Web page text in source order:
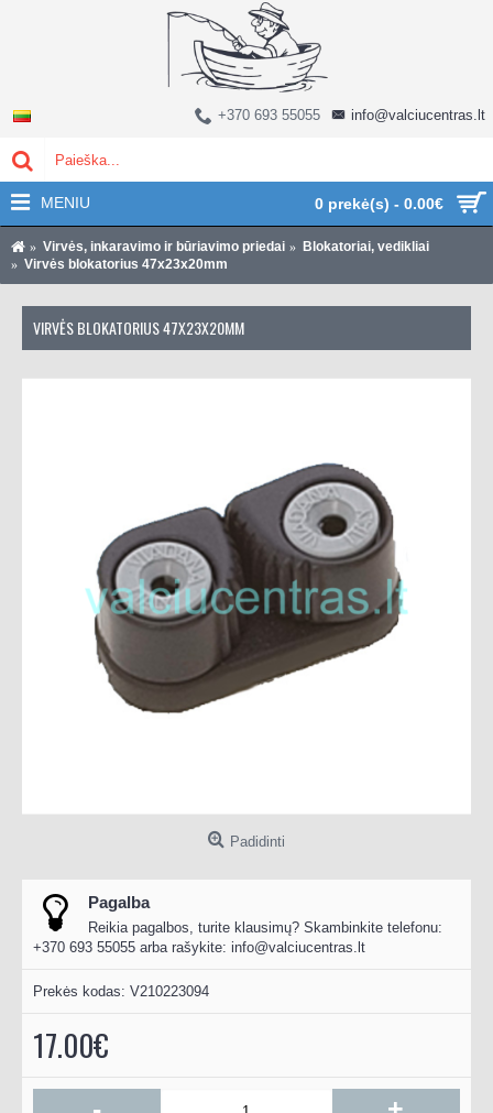
0 prekė(s) - 0.00€
+370 693 55055 info@valciucentras.lt
MENIU
Virvės, inkaravimo ir būriavimo priedai
Blokatoriai, vedikliai
Virvės blokatorius 47x23x20mm
VIRVĖS BLOKATORIUS 47X23X20MM
Padidinti
Pagalba
Reikia pagalbos, turite klausimų? Skambinkite telefonu:
+370 693 55055 arba rašykite: info@valciucentras.lt
Prekės kodas: V210223094
17.00€